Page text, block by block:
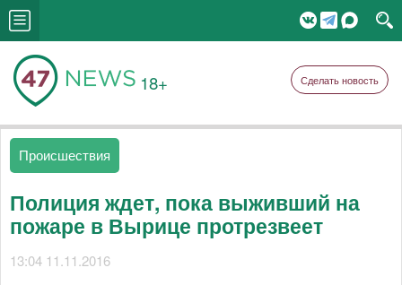
18+ Сделать новость
Происшествия
Полиция ждет, пока выживший на
пожаре в Вырице протрезвеет
13:04 11.11.2016